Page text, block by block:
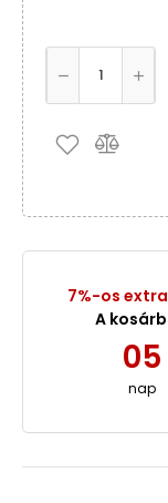
7%-os
A
05
nap